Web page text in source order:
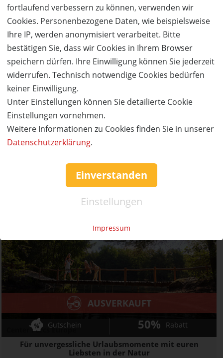
fortlaufend verbessern zu können, verwenden wir
Cookies. Personenbezogene Daten, wie beispielsweise
Ihre IP, werden anonymisiert verarbeitet. Bitte
bestätigen Sie, dass wir Cookies in Ihrem Browser
speichern dürfen. Ihre Einwilligung können Sie jederzeit
widerrufen. Technisch notwendige Cookies bedürfen
keiner Einwilligung.
Unter Einstellungen können Sie detailierte Cookie
Einstellungen vornehmen.
Weitere Informationen zu Cookies finden Sie in unserer
Datenschutzerklärung.
Einverstanden
Einstellungen
Impressum
Center Parcs Europe
Für unvergessliche Urlaubsmomente mit euren
Liebsten in der Natur
AUSVERKAUFT
Gutschein 50% Rabatt
Ort:
510,- € 0
Center Parcs Europe
Für unvergessliche Urlaubsmomente mit euren
Liebsten in der Natur
AUSVERKAUFT
Gutschein 50% Rabatt